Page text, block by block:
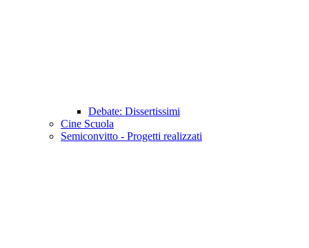
Debate: Dissertissimi
Cine Scuola
Semiconvitto - Progetti realizzati